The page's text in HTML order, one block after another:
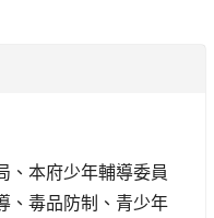
、本府少年輔導委員
、毒品防制、青少年